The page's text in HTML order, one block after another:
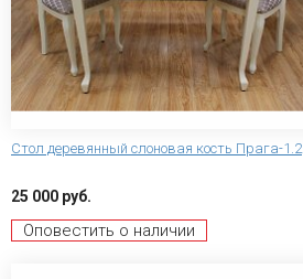
Стол деревянный слоновая кость Прага-1.2
25 000 руб.
Оповестить о наличии